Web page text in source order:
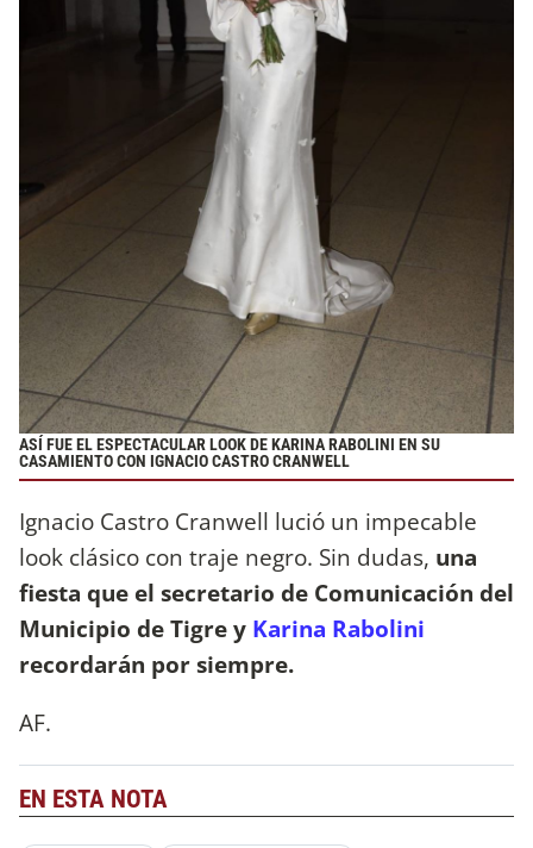
ASÍ FUE EL ESPECTACULAR LOOK DE KARINA RABOLINI EN SU
CASAMIENTO CON IGNACIO CASTRO CRANWELL
Ignacio Castro Cranwell lució un impecable
look clásico con traje negro. Sin dudas, una
fiesta que el secretario de Comunicación del
Municipio de Tigre y Karina Rabolini
recordarán por siempre.
AF.
EN ESTA NOTA